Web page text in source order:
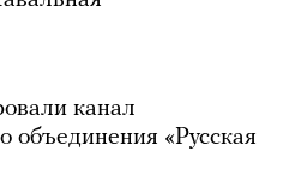
канал
объединения «Русская